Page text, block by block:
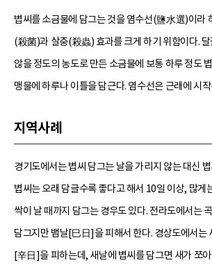
볍씨를 소금물에 담그는 것을 염수선(鹽水選)이라
(殺菌)과 살충(殺蟲) 효과를 크게 하기 위함이다. 달
않을 정도의 농도로 만든 소금물에 보통 하루 정도
맹물에 하루나 이틀을 담근다. 염수선은 근래에 시
지역사례
경기도에서는 볍씨 담그는 날을 가리지 않는 대신
볍씨는 오래 담글수록 좋다고 해서 10일 이상, 많게
싹이 날 때까지 담그는 경우도 있다. 전라도에서는
담그지만 뱀날[巳日]을 피해서 한다. 경상도에서는
[辛日]을 피하는데, 새날에 볍씨를 담그면 새가 쪼